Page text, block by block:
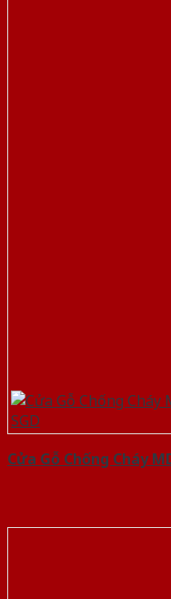
Cửa Gỗ Chống Cháy